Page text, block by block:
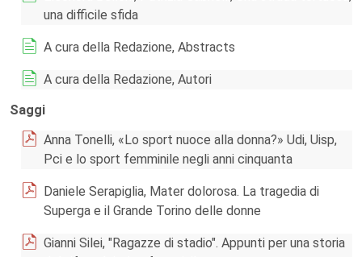
una difficile sfida
A cura della Redazione, Abstracts
A cura della Redazione, Autori
Saggi
Anna Tonelli, «Lo sport nuoce alla donna?» Udi, Uisp,
Pci e lo sport femminile negli anni cinquanta
Daniele Serapiglia, Mater dolorosa. La tragedia di
Superga e il Grande Torino delle donne
Gianni Silei, "Ragazze di stadio". Appunti per una storia